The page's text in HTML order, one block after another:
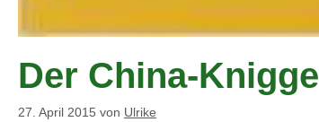
Der China-Knigge
27. April 2015 von Ulrike